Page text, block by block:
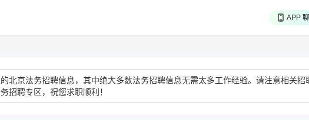
APP
北京法务招聘信息，其中绝大多数法务招聘信息无需太多工作经验。请注意相关招
招聘专区，祝您求职顺利！